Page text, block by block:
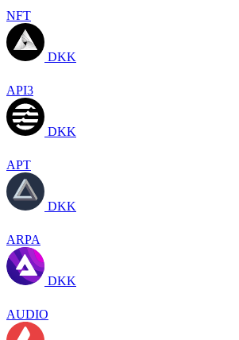
NFT
DKK
API3
DKK
APT
DKK
ARPA
DKK
AUDIO